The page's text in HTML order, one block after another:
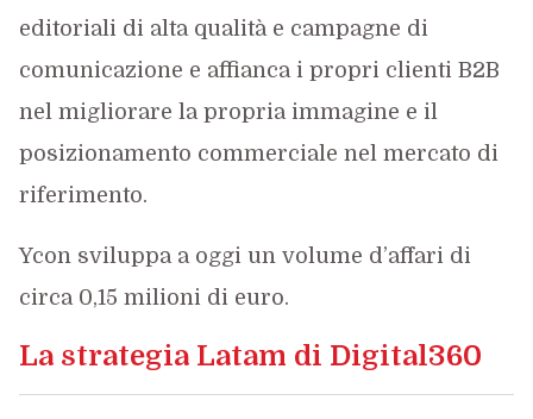
editoriali di alta qualità e campagne di
comunicazione e affianca i propri clienti B2B
nel migliorare la propria immagine e il
posizionamento commerciale nel mercato di
riferimento.
Ycon sviluppa a oggi un volume d’affari di
circa 0,15 milioni di euro.
La strategia Latam di Digital360